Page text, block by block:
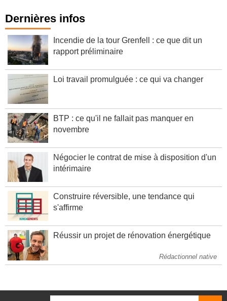
Dernières infos
Incendie de la tour Grenfell : ce que dit un
rapport préliminaire
Loi travail promulguée : ce qui va changer
BTP : ce qu'il ne fallait pas manquer en
novembre
Négocier le contrat de mise à disposition d'un
intérimaire
Construire réversible, une tendance qui
s'affirme
Réussir un projet de rénovation énergétique
Rédactionnel native